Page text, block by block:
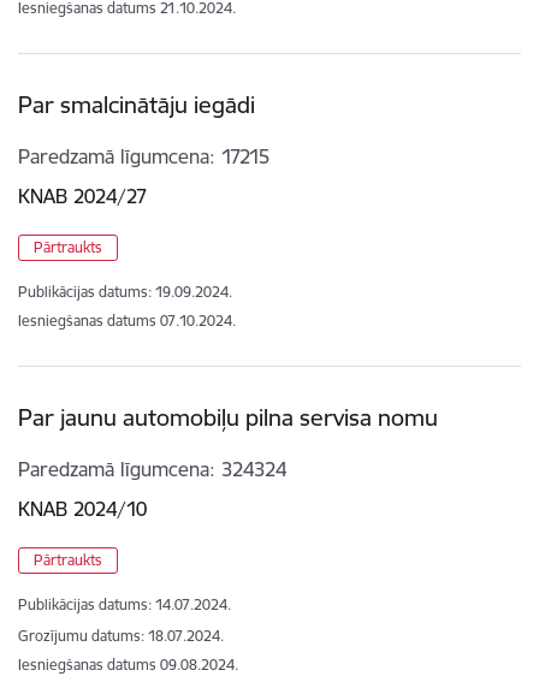
Iesniegšanas datums 21.10.2024.
Par smalcinātāju iegādi
Paredzamā līgumcena 17215
KNAB 2024/27
Pārtraukts
Publikācijas datums: 19.09.2024.
Iesniegšanas datums 07.10.2024.
Par jaunu automobiļu pilna servisa nomu
Paredzamā līgumcena 324324
KNAB 2024/10
Pārtraukts
Publikācijas datums: 14.07.2024.
Grozījumu datums: 18.07.2024.
Iesniegšanas datums 09.08.2024.